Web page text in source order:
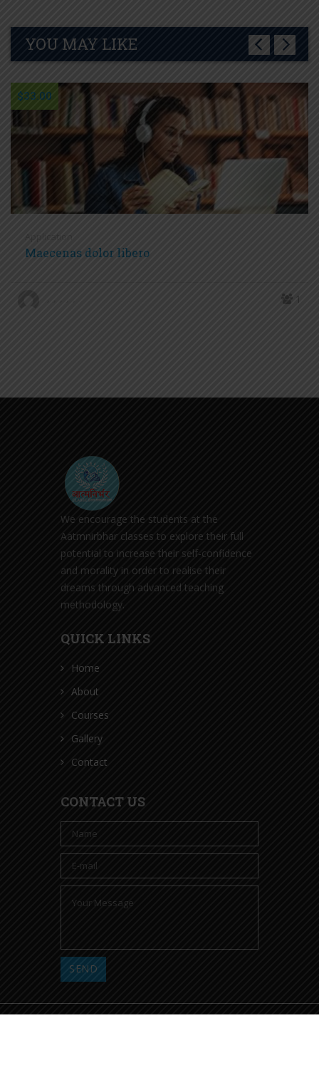
YOU MAY LIKE
$33.00
Maecenas dolor libero
1
We encourage the students at the
Aatmnirbhar classes to explore their full
potential to increase their self-confidence
and morality in order to realise their
dreams through advanced teaching
methodology.
QUICK LINKS
Home
About
Courses
Gallery
Contact
CONTACT US